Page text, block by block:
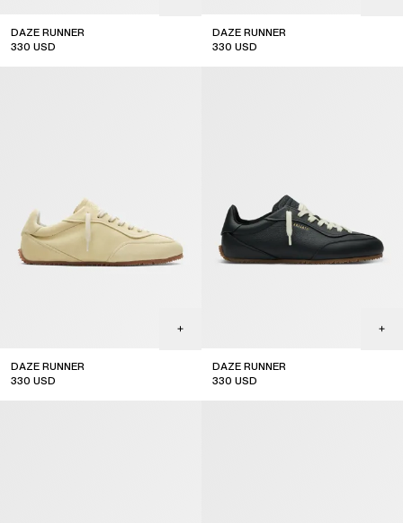
DAZE RUNNER
330 USD
DAZE RUNNER
330 USD
DAZE RUNNER
330 USD
DAZE RUNNER
330 USD